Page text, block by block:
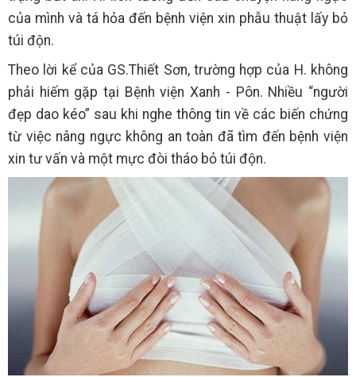
của mình và tá hỏa đến bệnh viện xin phẫu thuật lấy bỏ
túi độn.
Theo lời kể của GS.Thiết Sơn, trường hợp của H. không
phải hiếm gặp tại Bệnh viện Xanh - Pôn. Nhiều “người
đẹp dao kéo” sau khi nghe thông tin về các biến chứng
từ việc nâng ngực không an toàn đã tìm đến bệnh viện
xin tư vấn và một mực đòi tháo bỏ túi độn.